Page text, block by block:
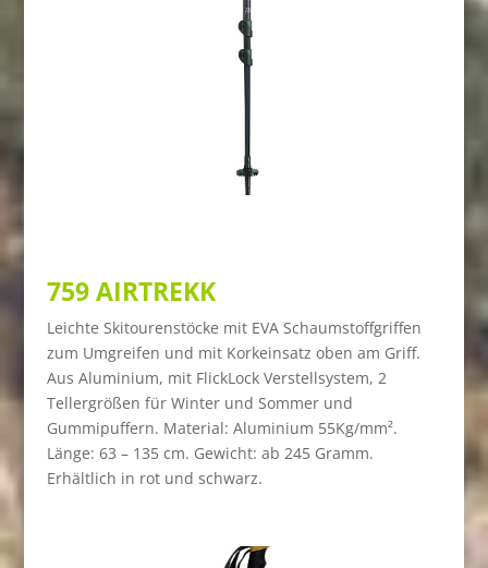
759 AIRTREKK
Leichte Skitourenstöcke mit EVA Schaumstoffgriffen
zum Umgreifen und mit Korkeinsatz oben am Griff.
Aus Aluminium, mit FlickLock Verstellsystem, 2
Tellergrößen für Winter und Sommer und
Gummipuffern. Material: Aluminium 55Kg/mm².
Länge: 63 – 135 cm. Gewicht: ab 245 Gramm.
Erhältlich in rot und schwarz.